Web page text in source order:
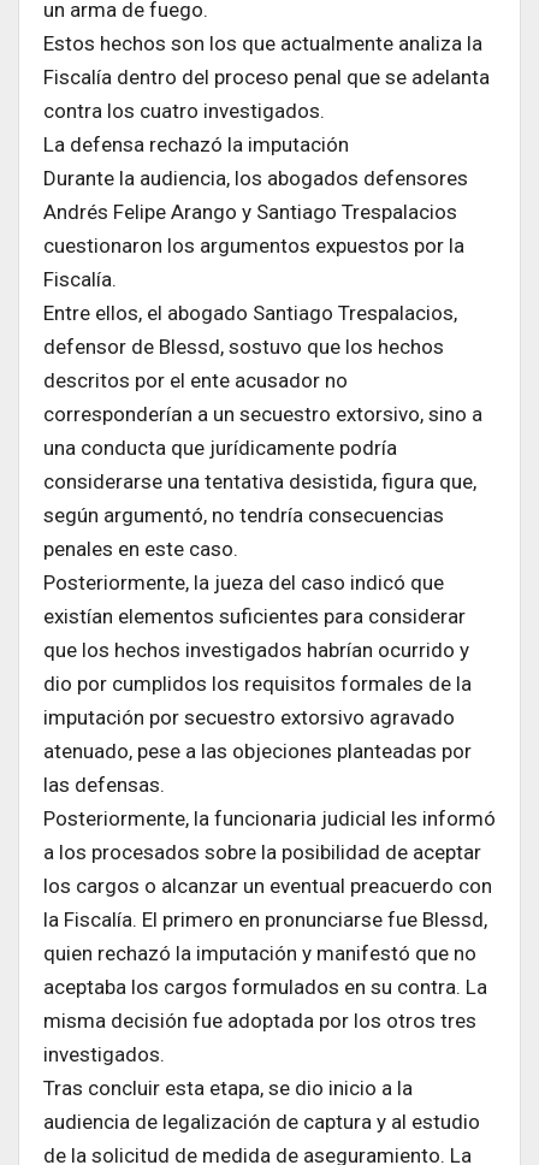
un arma de fuego.
Estos hechos son los que actualmente analiza la
Fiscalía dentro del proceso penal que se adelanta
contra los cuatro investigados.
La defensa rechazó la imputación
Durante la audiencia, los abogados defensores
Andrés Felipe Arango y Santiago Trespalacios
cuestionaron los argumentos expuestos por la
Fiscalía.
Entre ellos, el abogado Santiago Trespalacios,
defensor de Blessd, sostuvo que los hechos
descritos por el ente acusador no
corresponderían a un secuestro extorsivo, sino a
una conducta que jurídicamente podría
considerarse una tentativa desistida, figura que,
según argumentó, no tendría consecuencias
penales en este caso.
Posteriormente, la jueza del caso indicó que
existían elementos suficientes para considerar
que los hechos investigados habrían ocurrido y
dio por cumplidos los requisitos formales de la
imputación por secuestro extorsivo agravado
atenuado, pese a las objeciones planteadas por
las defensas.
Posteriormente, la funcionaria judicial les informó
a los procesados sobre la posibilidad de aceptar
los cargos o alcanzar un eventual preacuerdo con
la Fiscalía. El primero en pronunciarse fue Blessd,
quien rechazó la imputación y manifestó que no
aceptaba los cargos formulados en su contra. La
misma decisión fue adoptada por los otros tres
investigados.
Tras concluir esta etapa, se dio inicio a la
audiencia de legalización de captura y al estudio
de la solicitud de medida de aseguramiento. La